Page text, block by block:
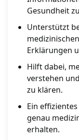
Gesundheit
Unterstützt
Erklärungen
Hilft dabei,
verstehen
zu klären.
Ein
genau
erhalten.